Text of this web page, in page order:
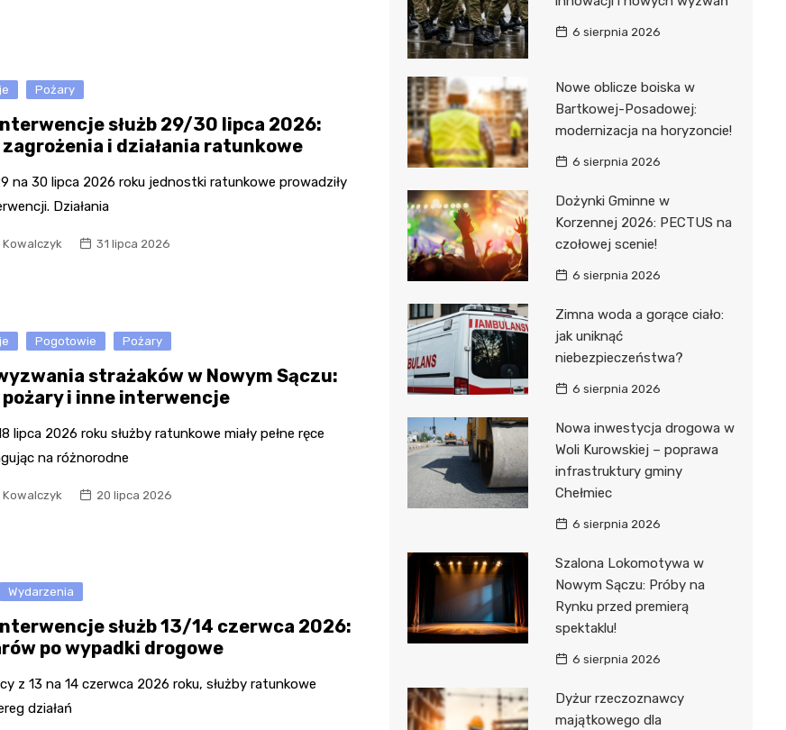
„Bobrowisko”
Kościół pw. Matki Bożej
Pożary
służb 29/30 lipca 2026:
zagrożenia i działania ratunkowe
na 30 lipca 2026 roku jednostki ratunkowe prowadziły
Działania
Kowalczyk 31 lipca 2026
Pogotowie Pożary
strażaków w Nowym Sączu:
i inne interwencje
lipca 2026 roku służby ratunkowe miały pełne ręce
na różnorodne
Kowalczyk 20 lipca 2026
Wydarzenia
służb 13/14 czerwca 2026:
po wypadki drogowe
z 13 na 14 czerwca 2026 roku, służby ratunkowe
działań
6 sierpnia 2026
Nowe oblicze boiska w
Bartkowej-Posadowej:
modernizacja na horyzoncie!
6 sierpnia 2026
Dożynki Gminne w
Korzennej 2026: PECTUS na
czołowej scenie!
6 sierpnia 2026
Zimna woda a gorące ciało:
jak uniknąć
niebezpieczeństwa?
6 sierpnia 2026
Nowa inwestycja drogowa w
Woli Kurowskiej – poprawa
infrastruktury gminy
Chełmiec
6 sierpnia 2026
Szalona Lokomotywa w
Nowym Sączu: Próby na
Rynku przed premierą
spektaklu!
6 sierpnia 2026
Dyżur rzeczoznawcy
majątkowego dla